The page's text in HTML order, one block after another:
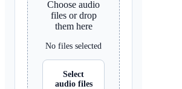
Choose audio
files or drop
them here
No files selected
Select
audio files